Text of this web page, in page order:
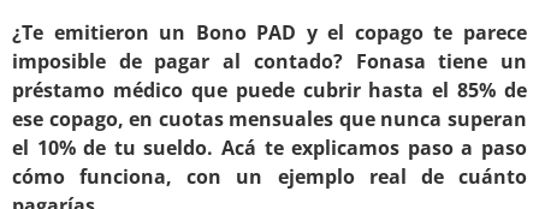
¿Te emitieron un Bono PAD y el copago te parece
imposible de pagar al contado? Fonasa tiene un
préstamo médico que puede cubrir hasta el 85% de
ese copago, en cuotas mensuales que nunca superan
el 10% de tu sueldo. Acá te explicamos paso a paso
cómo funciona, con un ejemplo real de cuánto